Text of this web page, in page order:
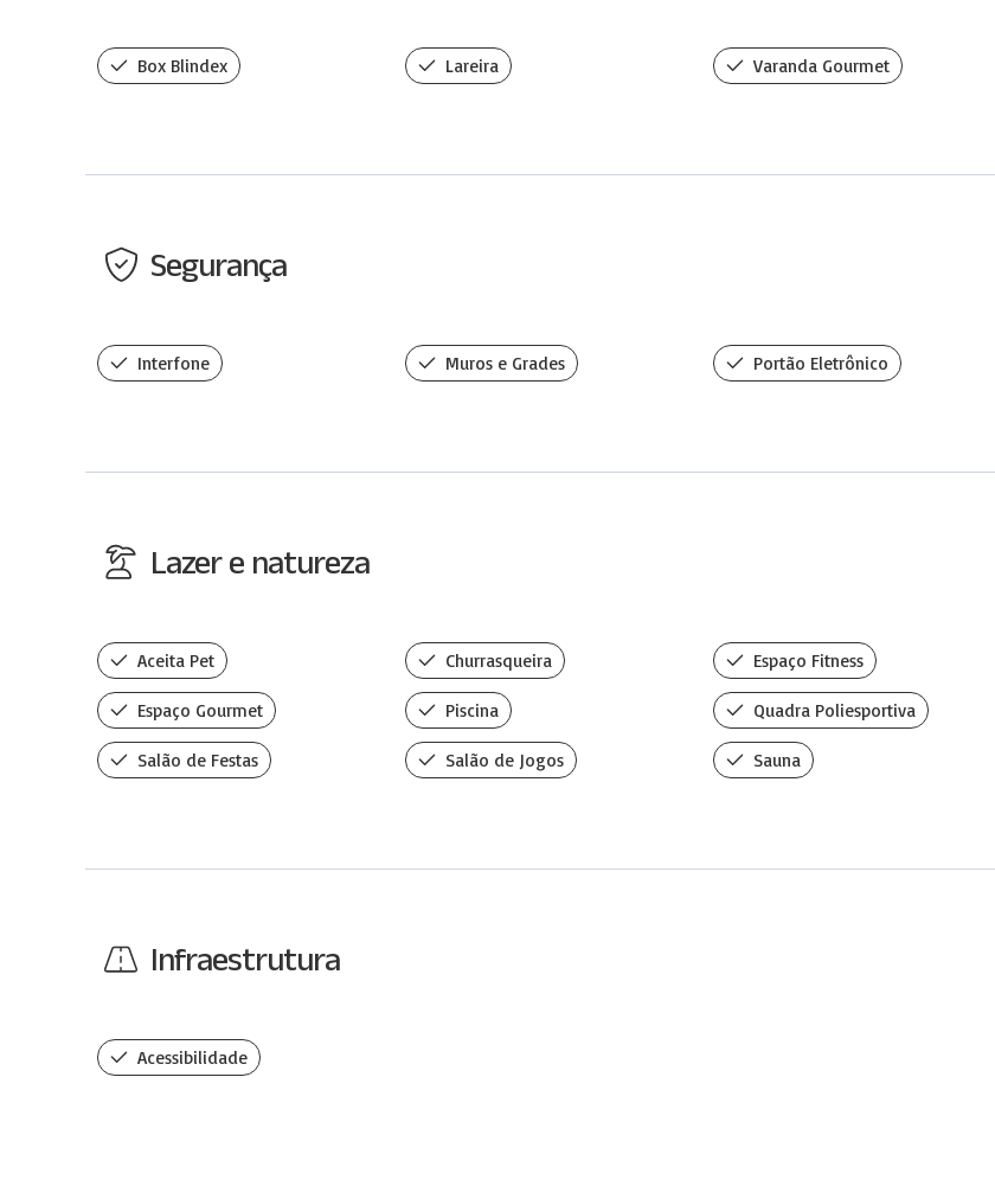
Box Blindex Lareira Varanda Gourmet
Segurança
Interfone Muros e Grades Portão Eletrônico
Lazer e natureza
Aceita Pet Churrasqueira Espaço Fitness
Espaço Gourmet Piscina Quadra Poliesportiva
Salão de Festas Salão de Jogos Sauna
Infraestrutura
Acessibilidade